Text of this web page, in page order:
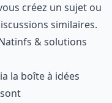
créez un sujet ou
similaires.
& solutions
la boîte à idées